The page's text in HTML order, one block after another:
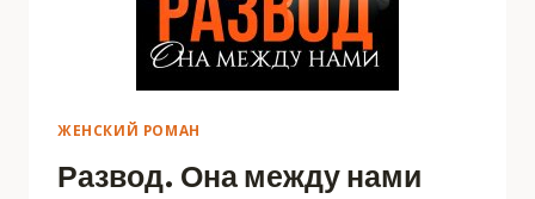
ЖЕНСКИЙ РОМАН
Развод. Она между нами